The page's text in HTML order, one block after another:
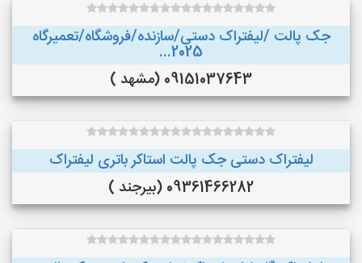
جک پالت /لیفتراک دستی/سازنده/فروشگاه/تعمیرگاه
2025...
09151037643 (مشهد )
لیفتراک دستی جک پالت استاکر باتری لیفتراک
09361466282 (بیرجند )